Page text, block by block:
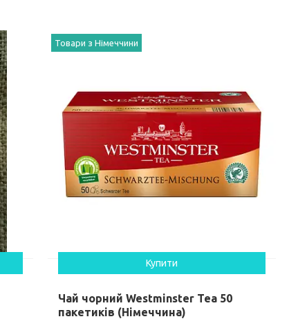
Товари з Німеччини
Купити
Чай чорний Westminster Tea 50
пакетиків (Німеччина)